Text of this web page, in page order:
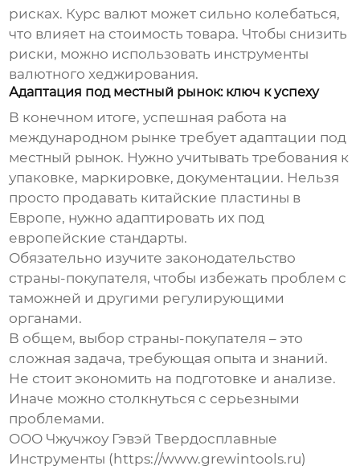
рисках. Курс валют может сильно колебаться,
что влияет на стоимость товара. Чтобы снизить
риски, можно использовать инструменты
валютного хеджирования.
Адаптация под местный рынок: ключ к успеху
В конечном итоге, успешная работа на
международном рынке требует адаптации под
местный рынок. Нужно учитывать требования к
упаковке, маркировке, документации. Нельзя
просто продавать китайские пластины в
Европе, нужно адаптировать их под
европейские стандарты.
Обязательно изучите законодательство
страны-покупателя, чтобы избежать проблем с
таможней и другими регулирующими
органами.
В общем, выбор страны-покупателя – это
сложная задача, требующая опыта и знаний.
Не стоит экономить на подготовке и анализе.
Иначе можно столкнуться с серьезными
проблемами.
ООО Чжучжоу Гэвэй Твердосплавные
Инструменты (https://www.grewintools.ru)